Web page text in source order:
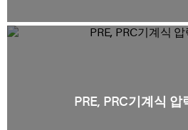
PRE, PRC기계식 압